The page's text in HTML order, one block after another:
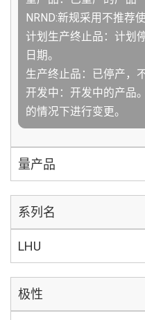
NRND:新规采用不推荐
计划生产终止品：计划
日期。
生产终止品：已停产，
开发中：开发中的产品
的情况下进行变更。
量产品
系列名
LHU
极性